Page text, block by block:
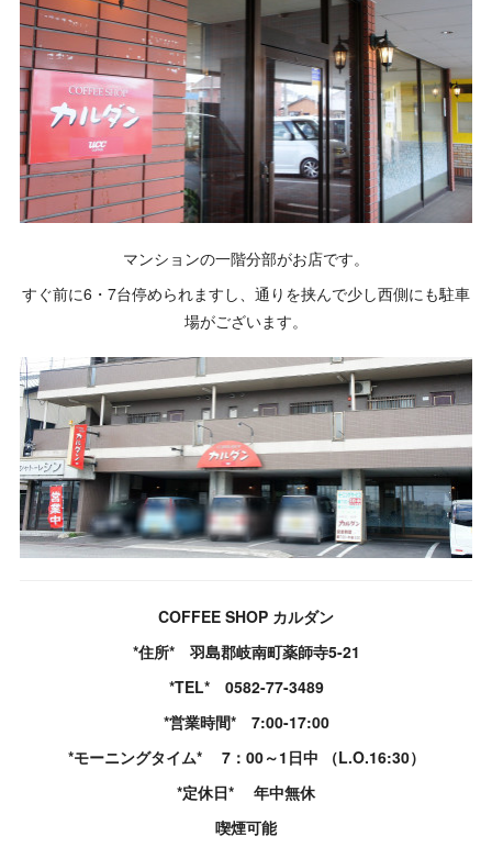
マンションの一階分部がお店です。
すぐ前に6・7台停められますし、通りを挟んで少し西側にも駐車
場がございます。
COFFEE SHOP カルダン
*住所* 羽島郡岐南町薬師寺5-21
*TEL* 0582-77-3489
*営業時間* 7:00-17:00
*モーニングタイム* 7：00～1日中 （L.O.16:30）
*定休日* 年中無休
喫煙可能